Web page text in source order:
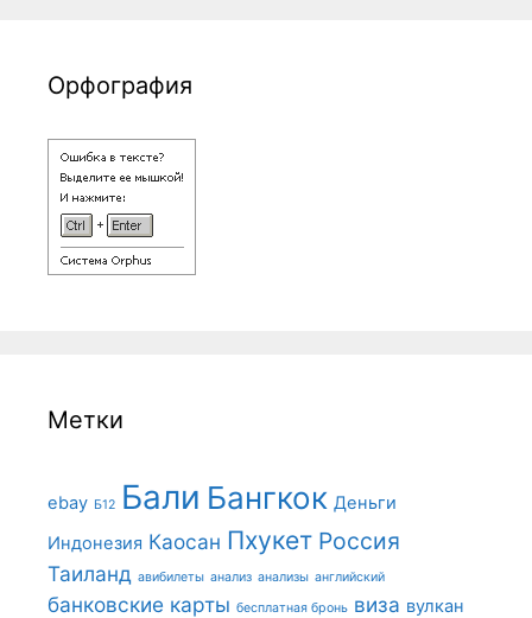
Орфография
Метки
ebay Б12 Бали Бангкок Деньги
Индонезия Каосан Пхукет Россия
Таиланд авибилеты анализ анализы английский
банковские карты бесплатная бронь виза вулкан